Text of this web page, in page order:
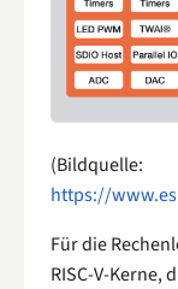
(Bildquelle:
https://
Für die
RISC-V-